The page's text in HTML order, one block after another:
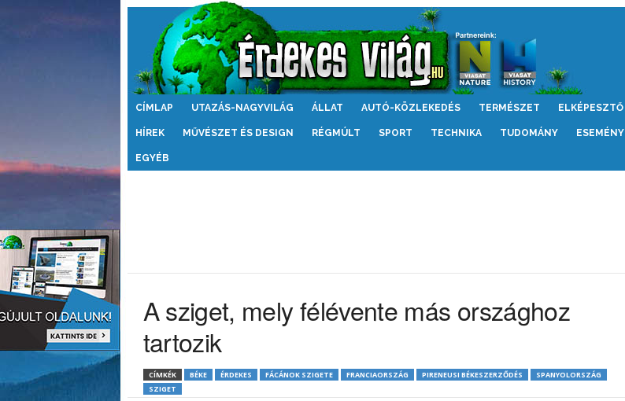
Érdekes
CÍMLAP UTAZÁS-NAGYVILÁG ÁLLAT AUTÓ-KÖZLEKEDÉS TERMÉSZET ELKÉPESZTŐ
HÍREK MŰVÉSZET ÉS DESIGN RÉGMÚLT SPORT TECHNIKA TUDOMÁNY ESEMÉNY
EGYÉB
A sziget, mely félévente más országhoz
tartozik
CÍMKÉK BÉKE ÉRDEKES FÁCÁNOK SZIGETE FRANCIAORSZÁG PIRENEUSI BÉKESZERZŐDÉS
SPANYOLORSZÁG
SZIGET